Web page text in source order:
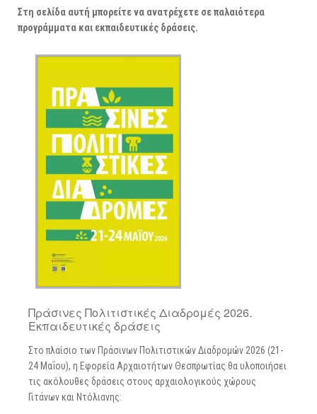
ΑΡΧΑΙΟΛΟΓΙΚΟΙ ΧΩΡΟΙ
Στη σελίδα αυτή μπορείτε να ανατρέχετε σε παλαιότερα
προγράμματα και εκπαιδευτικές δράσεις.
Πράσινες Πολιτιστικές Διαδρομές 2026.
Εκπαιδευτικές δράσεις
Στο πλαίσιο των Πράσινων Πολιτιστικών Διαδρομών 2026 (21-
24 Μαΐου), η Εφορεία Αρχαιοτήτων Θεσπρωτίας θα υλοποιήσει
τις ακόλουθες δράσεις στους αρχαιολογικούς χώρους
Γιτάνων και Ντόλιανης: